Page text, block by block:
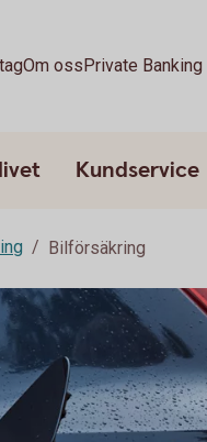
Om ossPrivate Banking
Kundservice
Bilförsäkring